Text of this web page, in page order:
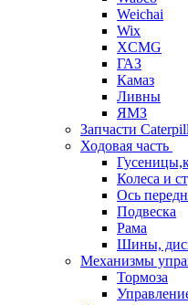
Weichai
Wix
XCMG
ГАЗ
Камаз
Ливны
ЯМЗ
Запчасти
Ходовая часть
Колеса и
Ось
Подвеска
Рама
Шины,
Механизмы
Тормоза